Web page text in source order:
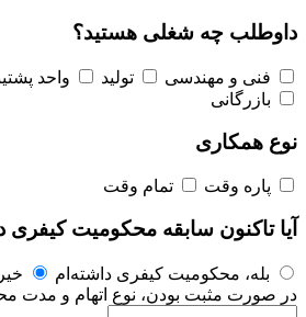
داوطلب چه شغلی هستید؟
فنی و مهندسی تولید واحد
بازرگانی
نوع همکاری
پاره وقت تمام وقت
آیا تاکنون سابقه محکومیت کیفری
بله، محکومیت کیفری داشته‌ام
خیر
در صورت مثبت بودن، نوع اتهام و مدت